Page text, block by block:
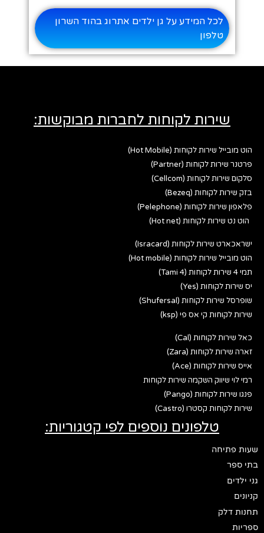
לכל המידע על גן ילדים אתרוג בהוד השרון
טלפון
שירות לקוחות לחברות מבוקשות:
הוט מובייל שירות לקוחות (Hot Mobile)
פרטנר שירות לקוחות (Partner)
סלקום שירות לקוחות (Cellcom)
בזק שירות לקוחות (Bezeq)
פלאפון שירות לקוחות (Pelephone)
הוט נט שירות לקוחות (Hot net)
ישראכארט שירות לקוחות (Isracard)
הוט מובייל שירות לקוחות (Hot mobile)
תמי 4 שירות לקוחות (Tami 4)
יס שירות לקוחות (Yes)
שופרסל שירות לקוחות (Shufersal)
שירות לקוחות קי אס פי (ksp)
כאל שירות לקוחות (Cal)
זארה שירות לקוחות (Zara)
אייס שירות לקוחות (Ace)
רמי לוי שיווק השקמה שירות לקוחות
פנגו שירות לקוחות (Pango)
שירות לקוחות קסטרו (Castro)
טלפונים נוספים לפי קטגוריות:
שעות פתיחה
בתי ספר
גני ילדים
קניונים
תחנות דלק
ספריות